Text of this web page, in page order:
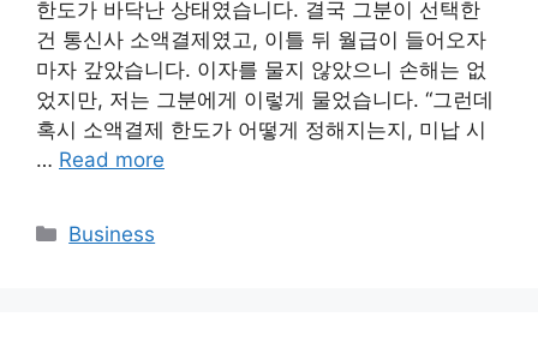
한도가 바닥난 상태였습니다. 결국 그분이 선택한
건 통신사 소액결제였고, 이틀 뒤 월급이 들어오자
마자 갚았습니다. 이자를 물지 않았으니 손해는 없
었지만, 저는 그분에게 이렇게 물었습니다. “그런데
혹시 소액결제 한도가 어떻게 정해지는지, 미납 시
… Read more
Categories
Business